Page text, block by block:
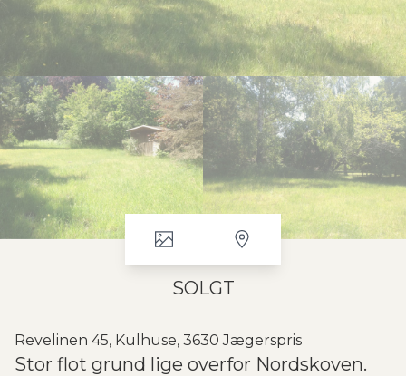
SOLGT
Revelinen 45, Kulhuse, 3630 Jægerspris
Stor flot grund lige overfor Nordskoven.